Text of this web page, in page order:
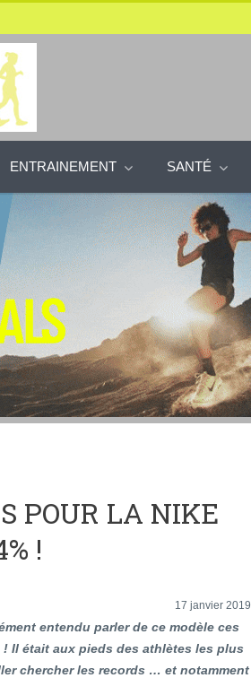
ENTRAINEMENT SANTÉ
POUR LA NIKE
!
17 janvier 2019
entendu parler de ce modèle ces
! Il était aux pieds des athlètes les plus
chercher les records … et notamment